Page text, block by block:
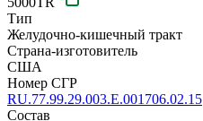
Тип
Желудочно-кишечный тракт
Страна-изготовитель
США
Номер СГР
RU.77.99.29.003.Е.001706.02.15
Состав